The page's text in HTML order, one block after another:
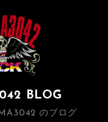
BLOG
のブログ